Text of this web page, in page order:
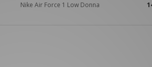
Nike Air Force 1 Low Donna